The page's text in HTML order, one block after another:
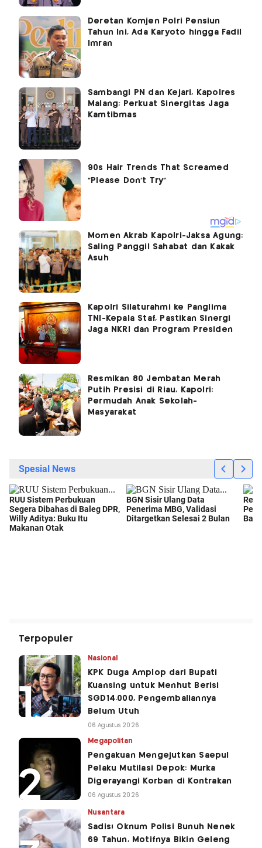
Deretan Komjen Polri Pensiun
Tahun Ini, Ada Karyoto hingga Fadil
Imran
Sambangi PN dan Kejari, Kapolres
Malang: Perkuat Sinergitas Jaga
Kamtibmas
Momen Akrab Kapolri-Jaksa Agung:
Saling Panggil Sahabat dan Kakak
Asuh
Kapolri Silaturahmi ke Panglima
TNI-Kepala Staf, Pastikan Sinergi
Jaga NKRI dan Program Presiden
Resmikan 80 Jembatan Merah
Putih Presisi di Riau, Kapolri:
Permudah Anak Sekolah-
Masyarakat
Terpopuler
Nasional
KPK Duga Amplop dari Bupati
Kuansing untuk Menhut Berisi
SGD14.000, Pengembaliannya
Belum Utuh
06 Agustus 2026
Megapolitan
Pengakuan Mengejutkan Saepul
Pelaku Mutilasi Depok: Murka
Digerayangi Korban di Kontrakan
06 Agustus 2026
Nusantara
Sadis! Oknum Polisi Bunuh Nenek
69 Tahun, Motifnya Bikin Geleng